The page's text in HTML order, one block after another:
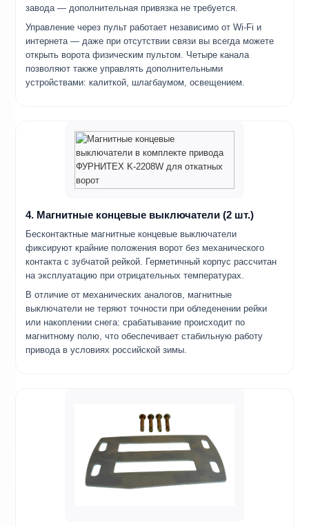
завода — дополнительная привязка не требуется.
Управление через пульт работает независимо от Wi-Fi и
интернета — даже при отсутствии связи вы всегда можете
открыть ворота физическим пультом. Четыре канала
позволяют также управлять дополнительными
устройствами: калиткой, шлагбаумом, освещением.
4. Магнитные концевые выключатели (2 шт.)
Бесконтактные магнитные концевые выключатели
фиксируют крайние положения ворот без механического
контакта с зубчатой рейкой. Герметичный корпус рассчитан
на эксплуатацию при отрицательных температурах.
В отличие от механических аналогов, магнитные
выключатели не теряют точности при обледенении рейки
или накоплении снега: срабатывание происходит по
магнитному полю, что обеспечивает стабильную работу
привода в условиях российской зимы.